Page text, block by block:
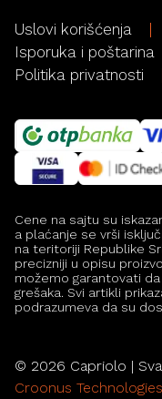
Uslovi korišćenja
Isporuka i poštarina
Politika privatnosti
Cene na sajtu su
a plaćanje se vrši
na teritoriji Republike
precizniji u opisu
možemo garantovati
grešaka. Svi artikli
podrazumeva da su
© 2026 Capriolo |
Croonus Technologies